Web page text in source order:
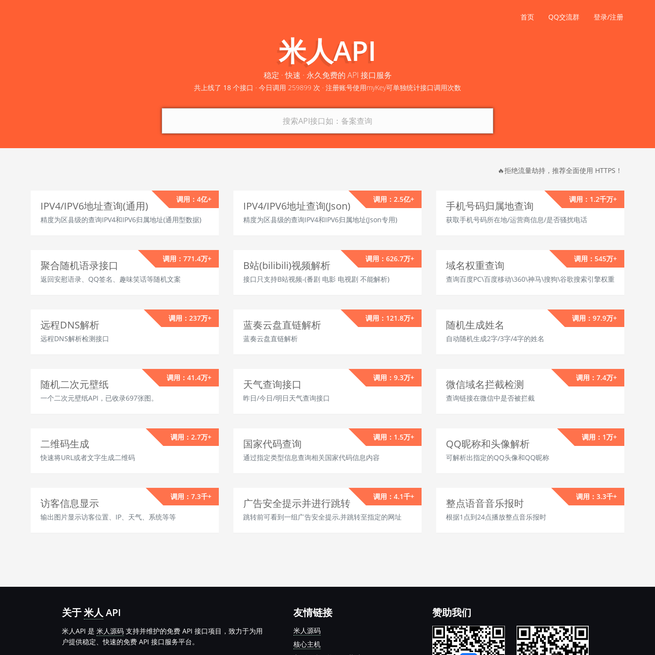
首页 QQ交流群 登录/注册
米人API
稳定 · 快速 · 永久免费的 API 接口服务
共上线了 18 个接口 · 今日调用 259899 次 · 注册账号使用myKey可单独统计接口调用次数
🔥拒绝流量劫持，推荐全面使用 HTTPS！
调用：4亿+
IPV4/IPV6地址查询(通用)
精度为区县级的查询IPV4和IPV6归属地址(通用型数据)
调用：2.5亿+
IPV4/IPV6地址查询(Json)
精度为区县级的查询IPV4和IPV6归属地址(Json专用)
调用：1.2千万+
手机号码归属地查询
获取手机号码所在地/运营商信息/是否骚扰电话
调用：771.4万+
聚合随机语录接口
返回安慰语录、QQ签名、趣味笑话等随机文案
调用：626.7万+
B站(bilibili)视频解析
接口只支持B站视频-(番剧 电影 电视剧 不能解析)
调用：545万+
域名权重查询
查询百度PC\百度移动\360\神马\搜狗\谷歌搜索引擎权重
调用：237万+
远程DNS解析
远程DNS解析检测接口
调用：121.8万+
蓝奏云盘直链解析
蓝奏云盘直链解析
调用：97.9万+
随机生成姓名
自动随机生成2字/3字/4字的姓名
调用：41.4万+
随机二次元壁纸
一个二次元壁纸API，已收录697张图。
调用：9.3万+
天气查询接口
昨日/今日/明日天气查询接口
调用：7.4万+
微信域名拦截检测
查询链接在微信中是否被拦截
调用：2.7万+
二维码生成
快速将URL或者文字生成二维码
调用：1.5万+
国家代码查询
通过指定类型信息查询相关国家代码信息内容
调用：1万+
QQ昵称和头像解析
可解析出指定的QQ头像和QQ昵称
调用：7.3千+
访客信息显示
输出图片显示访客位置、IP、天气、系统等等
调用：4.1千+
广告安全提示并进行跳转
跳转前可看到一组广告安全提示,并跳转至指定的网址
调用：3.3千+
整点语音音乐报时
根据1点到24点播放整点音乐报时
关于米人 API
米人API 是 米人源码 支持并维护的免费 API 接口项目，致力于为用
户提供稳定、快速的免费 API 接口服务平台。
友情链接
米人源码
核心主机
赞助我们